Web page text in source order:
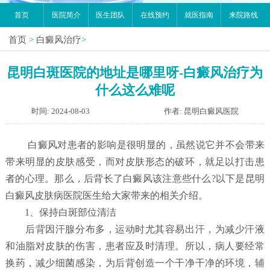
首页 医院简介 医生团队 在线预约 就医指南 来院路线
首页 > 白癜风治疗>
昆明白斑医院的地址是哪里呀-白癜风治疗为
什么这么难呢
时间: 2024-08-03 作者: 昆明白癜风医院
白癜风对患者的影响是很明显的，虽然说它并不会带来
带来明显的皮肤感受，而对皮肤形态的破环，就足以打击患
者的心理。那么，后背长了白癜风该注意些什么?以下是昆明
白癜风皮肤病医院医生给大家带来的相关介绍。
1、保持白斑部位清洁
后背因汗腺分布多，运动时尤其容易出汗，为减少汗液
和油脂对皮肤的伤害，患者应及时清理。所以，病人要经常
换药，减少细菌感染，为后背创造一个干净干净的环境，辅